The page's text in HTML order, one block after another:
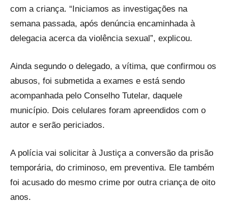
com a criança. “Iniciamos as investigações na
semana passada, após denúncia encaminhada à
delegacia acerca da violência sexual”, explicou.
Ainda segundo o delegado, a vítima, que confirmou os
abusos, foi submetida a exames e está sendo
acompanhada pelo Conselho Tutelar, daquele
município. Dois celulares foram apreendidos com o
autor e serão periciados.
A polícia vai solicitar à Justiça a conversão da prisão
temporária, do criminoso, em preventiva. Ele também
foi acusado do mesmo crime por outra criança de oito
anos.